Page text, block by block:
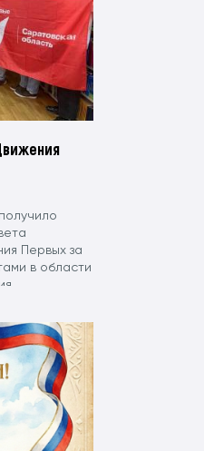
Первых за
в области